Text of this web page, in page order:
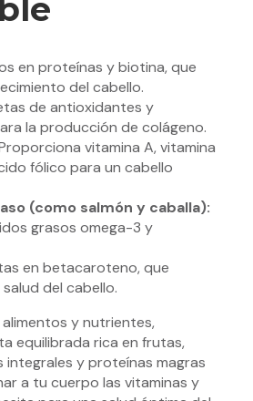
en proteínas y biotina, que
del cabello.
de antioxidantes y
la producción de colágeno.
vitamina A, vitamina
fólico para un cabello
(como salmón y caballa):
grasos omega-3 y
en betacaroteno, que
del cabello.
y nutrientes,
equilibrada rica en frutas,
integrales y proteínas magras
a tu cuerpo las vitaminas y